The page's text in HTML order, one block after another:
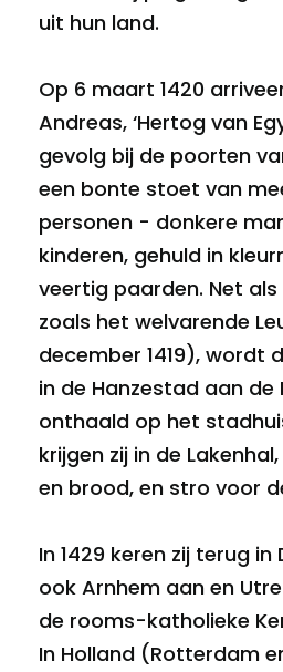
uit hun land.
Op 6 maart 1420
Andreas, ‘Hertog van
gevolg bij de poorten
een bonte stoet van
personen - donkere
kinderen, gehuld in
veertig paarden. Net
zoals het welvarende
december 1419), wordt
in de Hanzestad aan de
onthaald op het
krijgen zij in de
en brood, en stro voor
In 1429 keren zij terug
ook Arnhem aan en
de rooms-katholieke
In Holland (Rotterdam